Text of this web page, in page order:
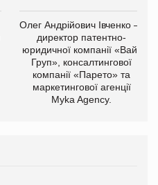
Олег Андрійович Івченко —
директор патентно-
юридичної компанії «Вайз
Груп», консалтингової
компанії «Парето» та
маркетингової агенції
Myka Agency.